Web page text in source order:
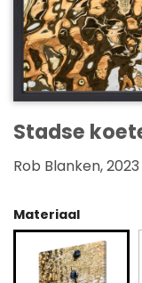
Stadse
Rob Blanken, 2023
Materiaal